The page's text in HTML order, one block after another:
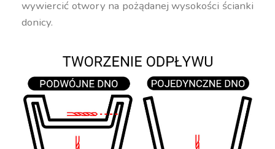
wywiercić otwory na pożądanej wysokości ścianki
donicy.